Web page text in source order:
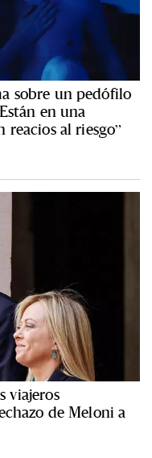
sobre un pedófilo
en una
reacios al riesgo”
viajeros
de Meloni a